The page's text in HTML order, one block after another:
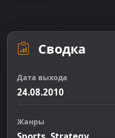
Сводка
Дата выхода
24.08.2010
Жанры